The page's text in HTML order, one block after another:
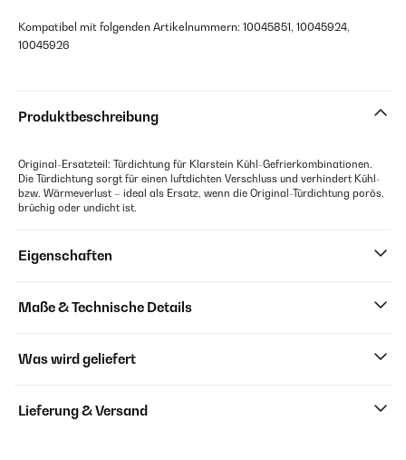
Kompatibel mit folgenden Artikelnummern: 10045851, 10045924,
10045926
Produktbeschreibung
Original-Ersatzteil: Türdichtung für Klarstein Kühl-Gefrierkombinationen.
Die Türdichtung sorgt für einen luftdichten Verschluss und verhindert Kühl-
bzw. Wärmeverlust – ideal als Ersatz, wenn die Original-Türdichtung porös,
brüchig oder undicht ist.
Eigenschaften
Maße & Technische Details
Was wird geliefert
Lieferung & Versand